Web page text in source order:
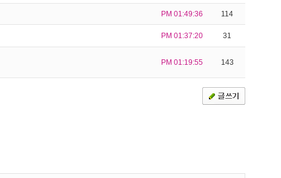
PM 01:49:36 114
PM 01:37:20 31
PM 01:19:55 143